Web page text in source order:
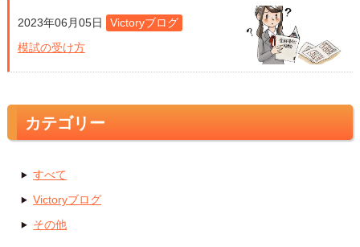
2023年06月05日
Victoryブログ
模試の受け方
カテゴリー
すべて
Victoryブログ
その他